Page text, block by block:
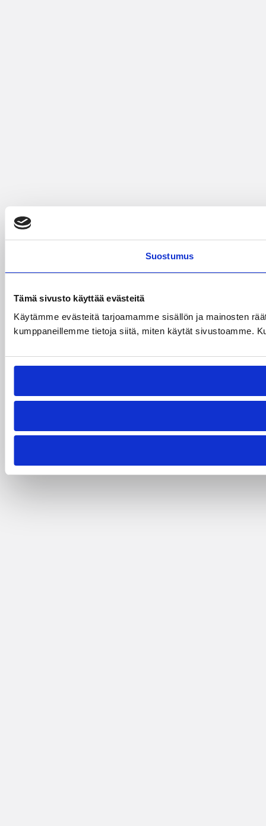
Suostumus
Tämä sivusto käyttää evästeitä
Käytämme evästeitä tarjoamamme sisällön ja mainosten
kumppaneillemme tietoja siitä, miten käytät sivustoamme.